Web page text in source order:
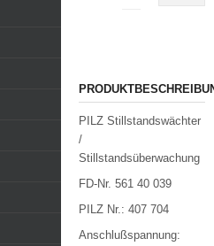
PILZ Stillstandswächter
/
Stillstandsüberwachung
FD-Nr. 561 40 039
PILZ Nr.: 407 704
Anschlußspannung: